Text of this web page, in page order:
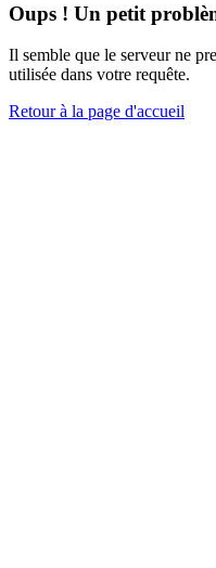
Oups ! Un petit
Il semble que le serveur ne
utilisée dans votre requête.
Retour à la page d'accueil